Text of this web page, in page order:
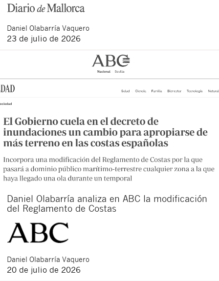
Daniel Olabarría Vaquero
23 de julio de 2026
Daniel Olabarría analiza en ABC la modificación
del Reglamento de Costas
Daniel Olabarría Vaquero
20 de julio de 2026